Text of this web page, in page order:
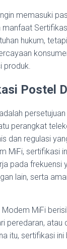
memasuki
hukum,
produk.
Postel
perangkat
dan regulasi
MiFi, sertifikasi
pada frekuensi
lain, serta
MiFi
peredaran, atau
itu, sertifikasi